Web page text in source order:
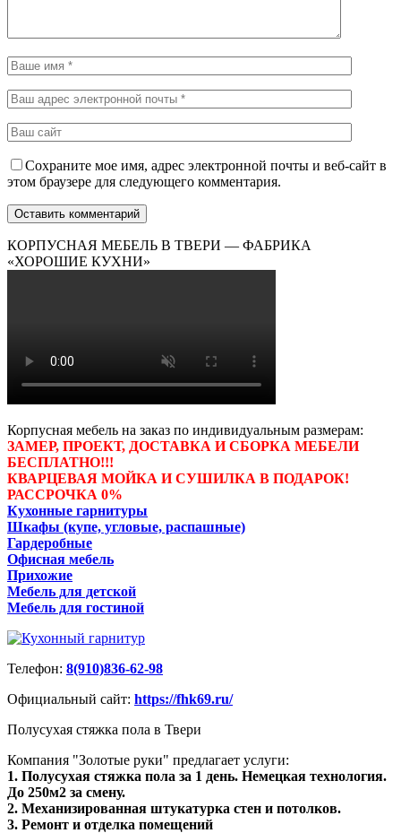
Сохраните мое имя, адрес электронной почты и веб-сайт в
этом браузере для следующего комментария.
КОРПУСНАЯ МЕБЕЛЬ В ТВЕРИ — ФАБРИКА
«ХОРОШИЕ КУХНИ»
Корпусная мебель на заказ по индивидуальным размерам:
ЗАМЕР, ПРОЕКТ, ДОСТАВКА И СБОРКА МЕБЕЛИ
БЕСПЛАТНО!!!
КВАРЦЕВАЯ МОЙКА И СУШИЛКА В ПОДАРОК!
РАССРОЧКА 0%
Кухонные гарнитуры
Шкафы (купе, угловые, распашные)
Гардеробные
Офисная мебель
Прихожие
Мебель для детской
Мебель для гостиной
Телефон: 8(910)836-62-98
Официальный сайт: https://fhk69.ru/
Полусухая стяжка пола в Твери
Компания "Золотые руки" предлагает услуги:
1. Полусухая стяжка пола за 1 день. Немецкая технология.
До 250м2 за смену.
2. Механизированная штукатурка стен и потолков.
3. Ремонт и отделка помещений